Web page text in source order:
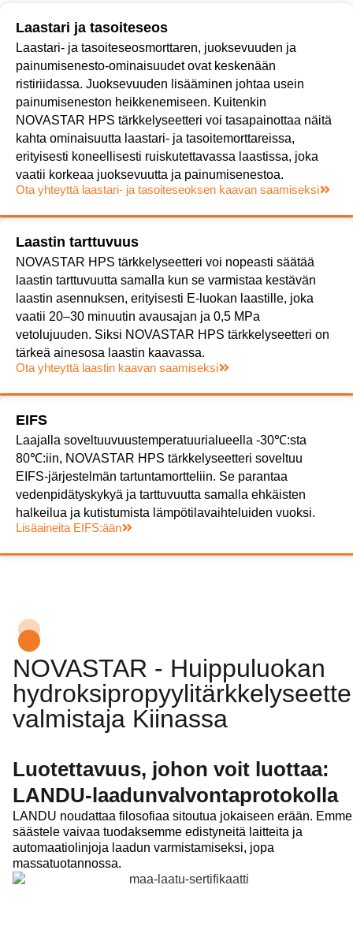
Laastari ja tasoiteseos
Laastari- ja tasoiteseosmorttaren, juoksevuuden ja
painumisenesto-ominaisuudet ovat keskenään
ristiriidassa. Juoksevuuden lisääminen johtaa usein
painumiseneston heikkenemiseen. Kuitenkin
NOVASTAR HPS tärkkelyseetteri voi tasapainottaa näitä
kahta ominaisuutta laastari- ja tasoitemorttareissa,
erityisesti koneellisesti ruiskutettavassa laastissa, joka
vaatii korkeaa juoksevuutta ja painumisenestoa.
Ota yhteyttä laastari- ja tasoiteseoksen kaavan saamiseksi
Laastin tarttuvuus
NOVASTAR HPS tärkkelyseetteri voi nopeasti säätää
laastin tarttuvuutta samalla kun se varmistaa kestävän
laastin asennuksen, erityisesti E-luokan laastille, joka
vaatii 20–30 minuutin avausajan ja 0,5 MPa
vetolujuuden. Siksi NOVASTAR HPS tärkkelyseetteri on
tärkeä ainesosa laastin kaavassa.
Ota yhteyttä laastin kaavan saamiseksi
EIFS
Laajalla soveltuuvuustemperatuurialueella -30℃:sta
80℃:iin, NOVASTAR HPS tärkkelyseetteri soveltuu
EIFS-järjestelmän tartuntamortteliin. Se parantaa
vedenpidätyskykyä ja tarttuvuutta samalla ehkäisten
halkeilua ja kutistumista lämpötilavaihteluiden vuoksi.
Lisäaineita EIFS:ään
NOVASTAR - Huippuluokan
valmistaja Kiinassa
Luotettavuus, johon voit luottaa:
LANDU-laadunvalvontaprotokolla
LANDU noudattaa filosofiaa sitoutua jokaiseen erään. Emme
säästele vaivaa tuodaksemme edistyneitä laitteita ja
automaatiolinjoja laadun varmistamiseksi, jopa
massatuotannossa.